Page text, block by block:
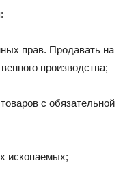
прав. Продавать на
производства;
с обязательной
ископаемых;